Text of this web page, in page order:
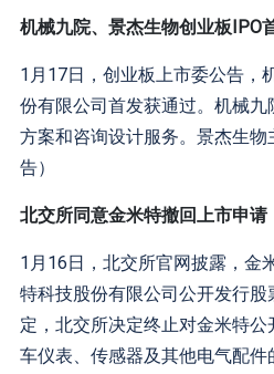
机械九院、景杰生物创业板IPO
1月17日，创业板上市委公告，
份有限公司首发获通过。机械
方案和咨询设计服务。景杰生
告）
北交所同意金米特撤回上市申请
1月16日，北交所官网披露，金
特科技股份有限公司公开发行
定，北交所决定终止对金米特
车仪表、传感器及其他电气配件